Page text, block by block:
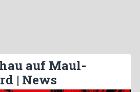
auf Maul-
| News